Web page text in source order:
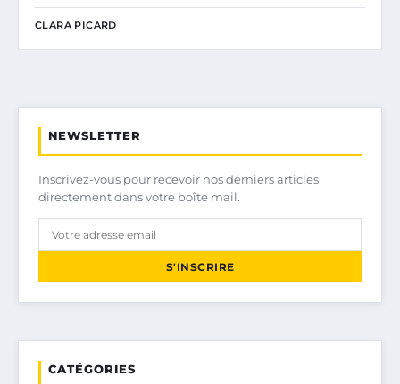
CLARA PICARD
NEWSLETTER
Inscrivez-vous pour recevoir nos derniers articles
directement dans votre boîte mail.
S'INSCRIRE
CATÉGORIES